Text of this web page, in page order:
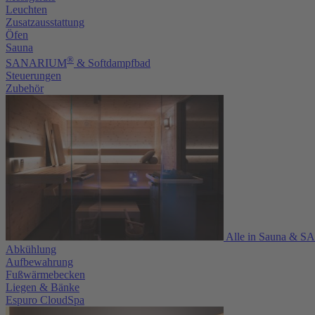
Leuchten
Zusatzausstattung
Öfen
Sauna
SANARIUM® & Softdampfbad
Steuerungen
Zubehör
Alle in Sauna &
Abkühlung
Aufbewahrung
Fußwärmebecken
Liegen & Bänke
Espuro CloudSpa